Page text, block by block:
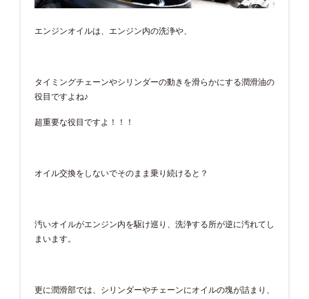
エンジンオイルは、エンジン内の洗浄や、
タイミングチェーンやシリンダーの動きを滑らかにする潤滑油の
役目ですよね♪
超重要な役目ですよ！！！
オイル交換をしないでそのまま乗り続けると？
汚いオイルがエンジン内を駆け巡り、洗浄する所が逆に汚れてし
まいます。
更に潤滑部では、シリンダーやチェーンにオイルの塊が詰まり、